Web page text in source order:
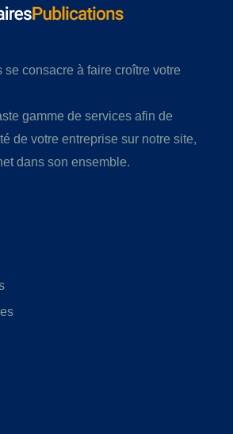
consacre à faire croître votre
gamme de services afin de
de votre entreprise sur notre site,
dans son ensemble.